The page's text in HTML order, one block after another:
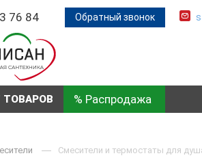
76 84 Обратный звонок
ТОВАРОВ % Распродажа
Смесители и термостаты для